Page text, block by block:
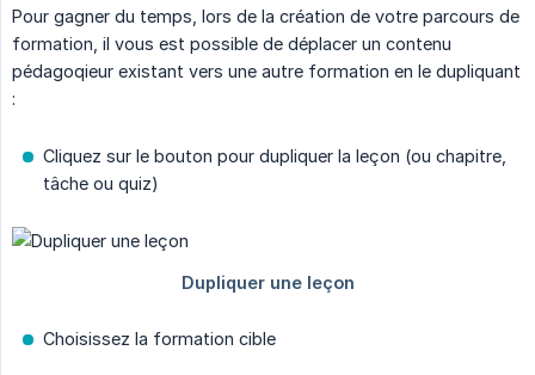
Pour gagner du temps, lors de la création de votre parcours de
formation, il vous est possible de déplacer un contenu
pédagoqieur existant vers une autre formation en le dupliquant
:
Cliquez sur le bouton pour dupliquer la leçon (ou chapitre,
tâche ou quiz)
Choisissez la formation cible